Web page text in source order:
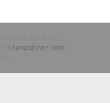
|
| Aangedreven door: